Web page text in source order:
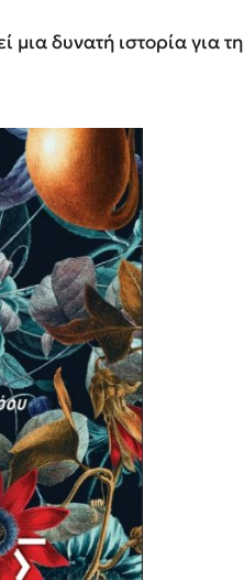
μια δυνατή ιστορία για τη